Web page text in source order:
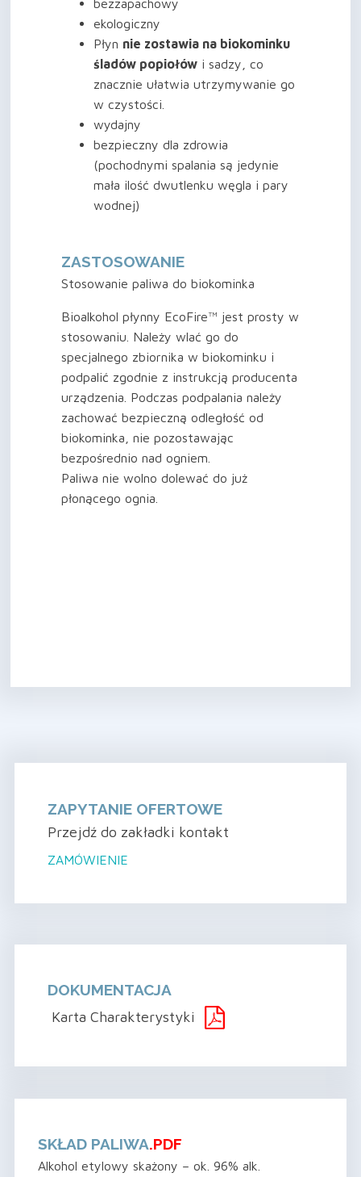
ekologiczny
Płyn nie zostawia na biokominku
śladów popiołów i sadzy, co
znacznie ułatwia utrzymywanie go
w czystości.
wydajny
bezpieczny dla zdrowia
(pochodnymi spalania są jedynie
mała ilość dwutlenku węgla i pary
wodnej)
ZASTOSOWANIE
Stosowanie paliwa do biokominka
Bioalkohol płynny EcoFire™ jest prosty w
stosowaniu. Należy wlać go do
specjalnego zbiornika w biokominku i
podpalić zgodnie z instrukcją producenta
urządzenia. Podczas podpalania należy
zachować bezpieczną odległość od
biokominka, nie pozostawając
bezpośrednio nad ogniem.
Paliwa nie wolno dolewać do już
płonącego ognia.
ZAPYTANIE OFERTOWE
Przejdź do zakładki kontakt
ZAMÓWIENIE
DOKUMENTACJA
Karta Charakterystyki
SKŁAD PALIWA.PDF
Alkohol etylowy skażony – ok. 96% alk.